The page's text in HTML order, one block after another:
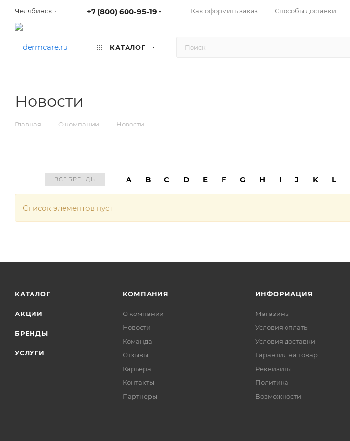
Челябинск +7 (800) 600-95-19 Как оформить заказ Способы доставки
КАТАЛОГ
Новости
Главная — О компании — Новости
ВСЕ БРЕНДЫ A B C D E F G H I J K L
Список элементов пуст
КАТАЛОГ
АКЦИИ
БРЕНДЫ
УСЛУГИ
КОМПАНИЯ
О компании
Новости
Команда
Отзывы
Карьера
Контакты
Партнеры
ИНФОРМАЦИЯ
Магазины
Условия оплаты
Условия доставки
Гарантия на товар
Реквизиты
Политика
Возможности